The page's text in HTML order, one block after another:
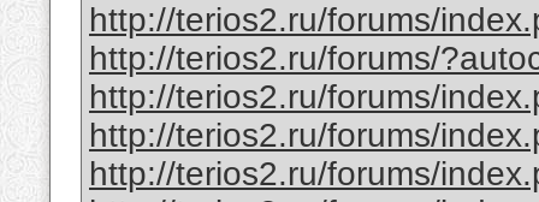
http://terios2.ru/forums/
http://terios2.ru/forums/
http://terios2.ru/forums/
http://terios2.ru/forums/
http://terios2.ru/forums/